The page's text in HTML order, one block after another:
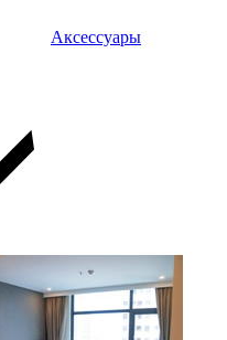
Аксессуары